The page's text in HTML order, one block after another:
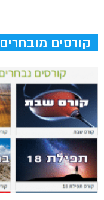
קורסים מובחרים